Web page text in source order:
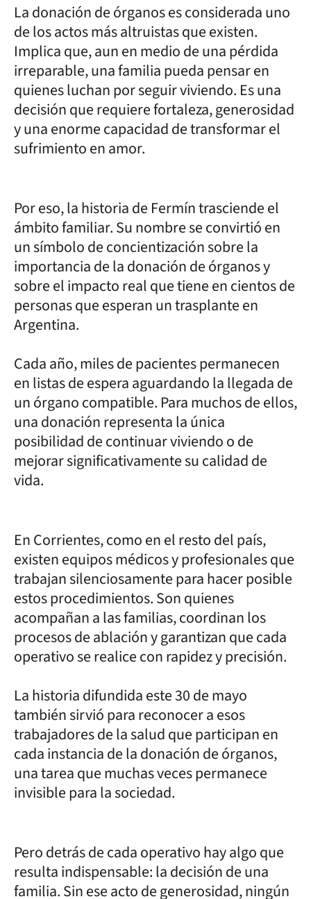
La donación de órganos es considerada uno
de los actos más altruistas que existen.
Implica que, aun en medio de una pérdida
irreparable, una familia pueda pensar en
quienes luchan por seguir viviendo. Es una
decisión que requiere fortaleza, generosidad
y una enorme capacidad de transformar el
sufrimiento en amor.
Por eso, la historia de Fermín trasciende el
ámbito familiar. Su nombre se convirtió en
un símbolo de concientización sobre la
importancia de la donación de órganos y
sobre el impacto real que tiene en cientos de
personas que esperan un trasplante en
Argentina.
Cada año, miles de pacientes permanecen
en listas de espera aguardando la llegada de
un órgano compatible. Para muchos de ellos,
una donación representa la única
posibilidad de continuar viviendo o de
mejorar significativamente su calidad de
vida.
En Corrientes, como en el resto del país,
existen equipos médicos y profesionales que
trabajan silenciosamente para hacer posible
estos procedimientos. Son quienes
acompañan a las familias, coordinan los
procesos de ablación y garantizan que cada
operativo se realice con rapidez y precisión.
La historia difundida este 30 de mayo
también sirvió para reconocer a esos
trabajadores de la salud que participan en
cada instancia de la donación de órganos,
una tarea que muchas veces permanece
invisible para la sociedad.
Pero detrás de cada operativo hay algo que
resulta indispensable: la decisión de una
familia. Sin ese acto de generosidad, ningún